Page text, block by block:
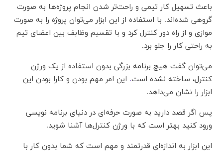
باعث تسهیل کار تیمی و راحت‌تر شدن انجام پروژه‌ها به صورت
گروهی شده‌اند. با استفاده از این ابزار می‌توان پروژه را به صورت
موازی و از راه دور کنترل کرد و با تقسیم وظابف بین اعضای تیم
به راحتی کار را جلو برد.
می‌توان گفت هیچ برنامه بزرگی بدون استفاده از یک ورژن
کنترل، ساخته نشده است. این امر مهم بودن و کارا بودن این
ابزار را نشان می‌داهد.
پس اگر قصد دارید به صورت حرفه‌ای در دنیای برنامه نویسی
ورود کنید بهتر است که با ورژن کنترل‌ها آشنا شوید.
این ابزار به اندازه‌ای قدرتمند و مهم است که شما بدون کار با